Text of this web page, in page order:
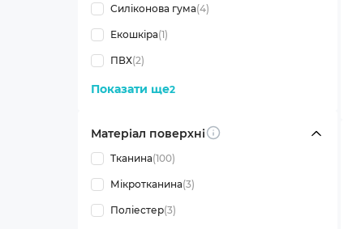
Силіконова гума(4)
Екошкіра(1)
ПВХ(2)
Показати ще2
Матеріал поверхні
Info
Тканина(100)
Мікротканина(3)
Поліестер(3)